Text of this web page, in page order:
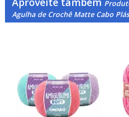
Agulha de Crochê Matte Cabo